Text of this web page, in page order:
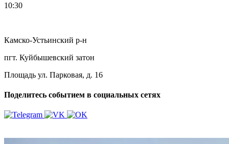
10:30
Камско-Устьинский р-н
пгт. Куйбышевский затон
Площадь ул. Парковая, д. 16
Поделитесь событием в социальных сетях